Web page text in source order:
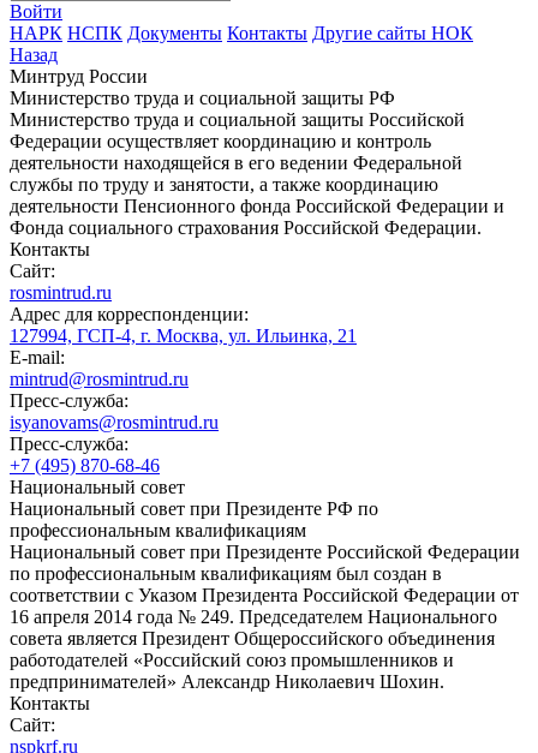
Войти
НАРК НСПК Документы Контакты Другие сайты НОК
Назад
Минтруд России
Министерство труда и социальной защиты РФ
Министерство труда и социальной защиты Российской
Федерации осуществляет координацию и контроль
деятельности находящейся в его ведении Федеральной
службы по труду и занятости, а также координацию
деятельности Пенсионного фонда Российской Федерации и
Фонда социального страхования Российской Федерации.
Контакты
Сайт:
rosmintrud.ru
Адрес для корреспонденции:
127994, ГСП-4, г. Москва, ул. Ильинка, 21
E-mail:
mintrud@rosmintrud.ru
Пресс-служба:
isyanovams@rosmintrud.ru
Пресс-служба:
+7 (495) 870-68-46
Национальный совет
Национальный совет при Президенте РФ по
профессиональным квалификациям
Национальный совет при Президенте Российской Федерации
по профессиональным квалификациям был создан в
соответствии с Указом Президента Российской Федерации от
16 апреля 2014 года № 249. Председателем Национального
совета является Президент Общероссийского объединения
работодателей «Российский союз промышленников и
предпринимателей» Александр Николаевич Шохин.
Контакты
Сайт:
nspkrf.ru